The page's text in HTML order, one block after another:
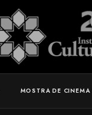
MOSTRA DE